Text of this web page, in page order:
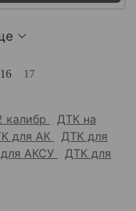
16 17
калибр
ДТК на
для АК
ДТК для
АКСУ
ДТК для